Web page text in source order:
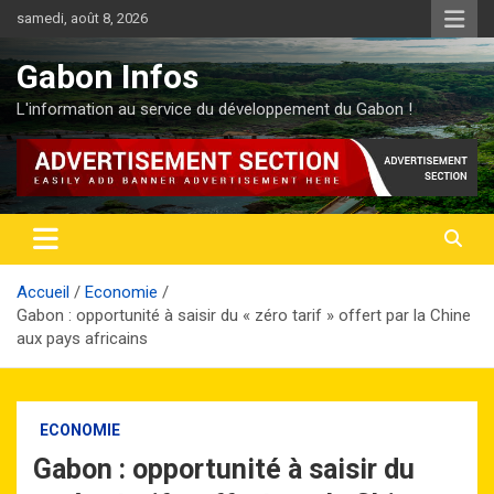
contenu
samedi, août 8, 2026
Gabon Infos
L'information au service du développement du Gabon !
Accueil
Economie
Gabon : opportunité à saisir du « zéro tarif » offert par la Chine
aux pays africains
ECONOMIE
Gabon : opportunité à saisir du